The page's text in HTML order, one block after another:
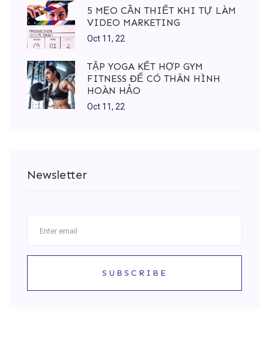
5 MẸO CẦN THIẾT KHI TỰ LÀM
VIDEO MARKETING
Oct 11, 22
TẬP YOGA KẾT HỢP GYM
FITNESS ĐỂ CÓ THÂN HÌNH
HOÀN HẢO
Oct 11, 22
Newsletter
SUBSCRIBE